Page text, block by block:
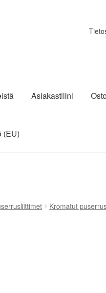
Asiakastilini
(EU)
Kromatut